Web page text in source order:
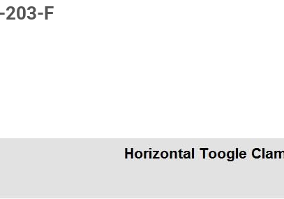
203-F